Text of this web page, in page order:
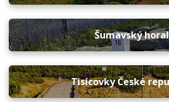
Šumavský horal
Tisícovky České